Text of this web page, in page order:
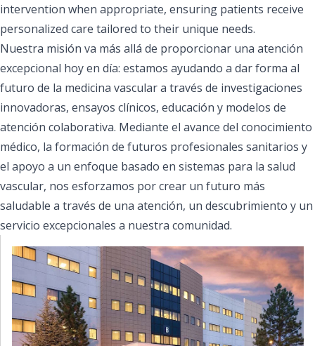
intervention when appropriate, ensuring patients receive
personalized care tailored to their unique needs.
Nuestra misión va más allá de proporcionar una atención
excepcional hoy en día: estamos ayudando a dar forma al
futuro de la medicina vascular a través de investigaciones
innovadoras, ensayos clínicos, educación y modelos de
atención colaborativa. Mediante el avance del conocimiento
médico, la formación de futuros profesionales sanitarios y
el apoyo a un enfoque basado en sistemas para la salud
vascular, nos esforzamos por crear un futuro más
saludable a través de una atención, un descubrimiento y un
servicio excepcionales a nuestra comunidad.